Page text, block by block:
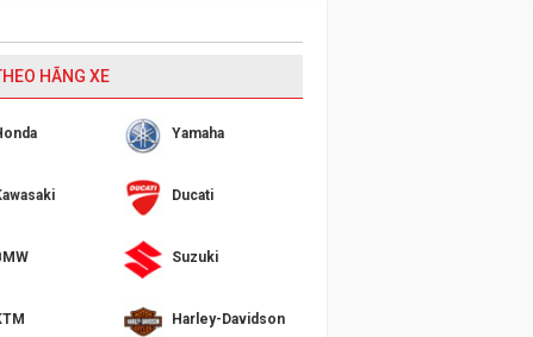
HÃNG XE
Yamaha
Ducati
Suzuki
Harley-Davidson